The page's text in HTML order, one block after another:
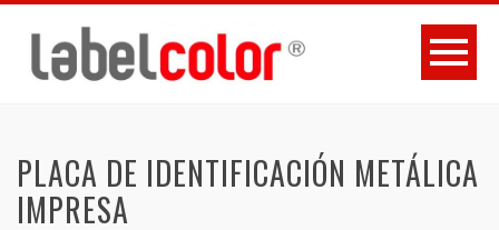
PLACA DE IDENTIFICACIÓN METÁLICA
IMPRESA